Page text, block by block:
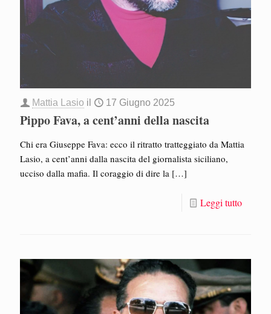
Mattia Lasio il 17 Giugno 2025
Pippo Fava, a cent’anni della nascita
Chi era Giuseppe Fava: ecco il ritratto tratteggiato da Mattia
Lasio, a cent’anni dalla nascita del giornalista siciliano,
ucciso dalla mafia. Il coraggio di dire la […]
Leggi tutto